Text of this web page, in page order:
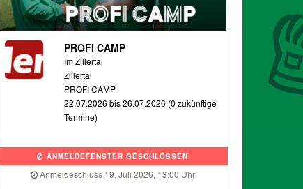
PROFI CAMP
Im Zillertal
Zillertal
PROFI CAMP
22.07.2026 bis 26.07.2026 (0 zukünftige
Termine)
ANMELDEFENSTER GESCHLOSSEN
Anmeldeschluss 19. Juli 2026, 13:00 Uhr